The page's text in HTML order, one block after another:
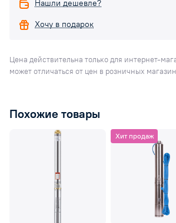
Нашли дешевле?
Хочу в подарок
Цена действительна только для интернет-
может отличаться от цен в розничных
Похожие товары
Хит продаж